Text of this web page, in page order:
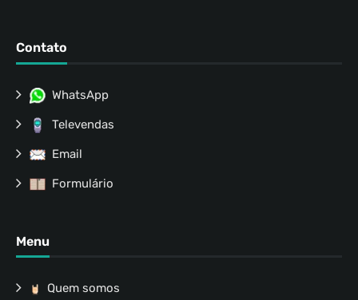
Contato
WhatsApp
Televendas
Email
Formulário
Menu
Quem somos